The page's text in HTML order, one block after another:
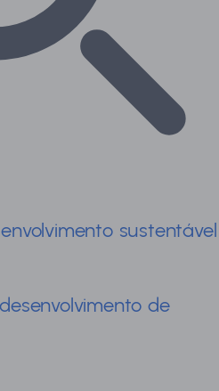
sustentável
de